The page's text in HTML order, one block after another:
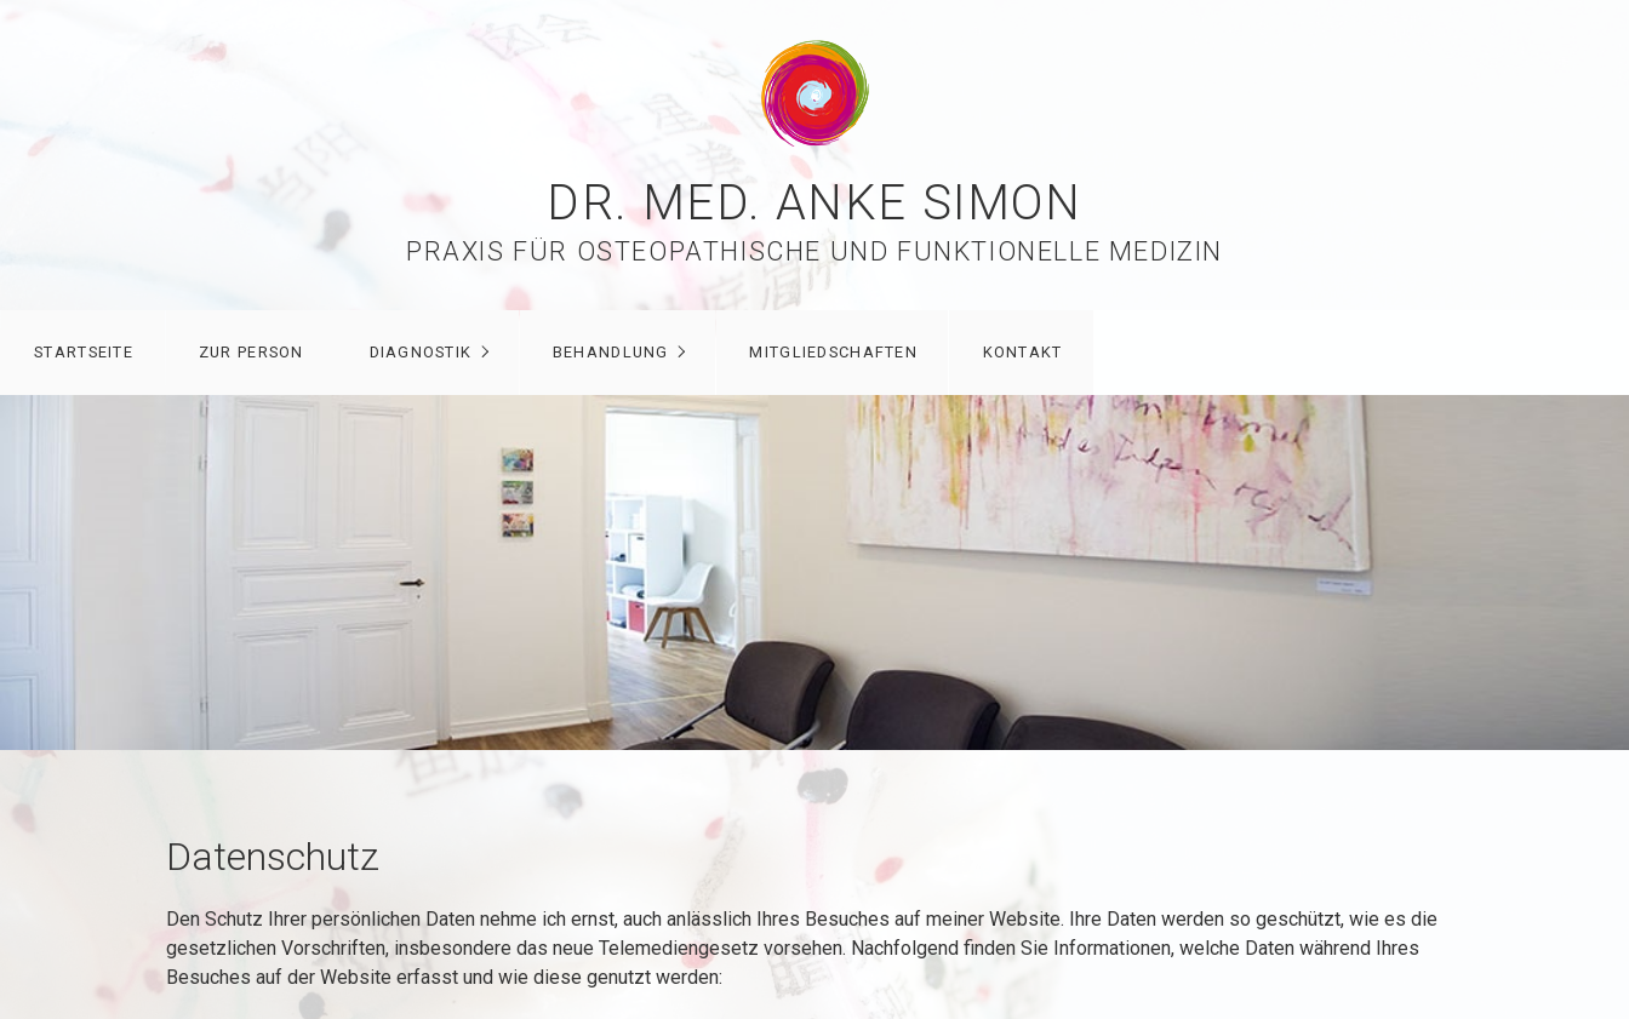
DR. MED. ANKE SIMON
PRAXIS FÜR OSTEOPATHISCHE UND FUNKTIONELLE MEDIZIN
STARTSEITE ZUR PERSON DIAGNOSTIK BEHANDLUNG MITGLIEDSCHAFTEN KONTAKT
Datenschutz
Den Schutz Ihrer persönlichen Daten nehme ich ernst, auch anlässlich Ihres Besuches auf meiner Website. Ihre Daten werden so geschützt, wie es die
gesetzlichen Vorschriften, insbesondere das neue Telemediengesetz vorsehen. Nachfolgend finden Sie Informationen, welche Daten während Ihres
Besuches auf der Website erfasst und wie diese genutzt werden: